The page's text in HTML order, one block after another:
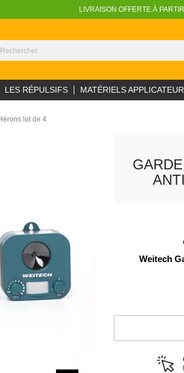
LIVRAISON OFFERTE À
LES RÉPULSIFS MATÉRIELS
lot de 4
Weitech